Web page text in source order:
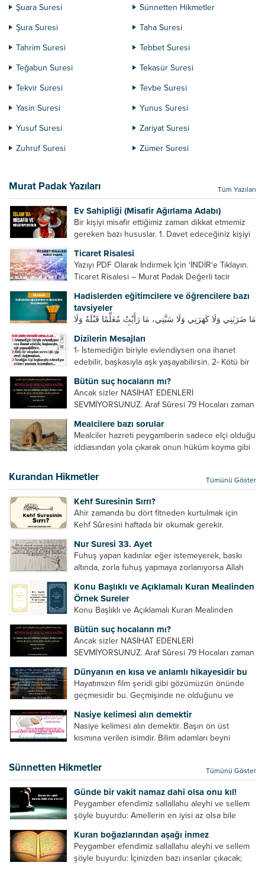
Şuara Suresi
Sünnetten Hikmetler
Şura Suresi
Taha Suresi
Tahrim Suresi
Tebbet Suresi
Teğabun Suresi
Tekasür Suresi
Tekvir Suresi
Tevbe Suresi
Yasin Suresi
Yunus Suresi
Yusuf Suresi
Zariyat Suresi
Zuhruf Suresi
Zümer Suresi
Murat Padak Yazıları Tüm Yazıları
Ev Sahipliği (Misafir Ağırlama Adabı)
Bir kişiyi misafir ettiğimiz zaman dikkat etmemiz
gereken bazı hususlar. 1. Davet edeceğiniz kişiyi
önce, bir hafta önce veya gün içinde davet edin....
Ticaret Risalesi
Yazıyı PDF Olarak İndirmek İçin ‘İNDİR‘e Tıklayın.
Ticaret Risalesi – Murat Padak Değerli tacir
ticaret yapmaktır. Peygamber efendimiz de ticaret
yapmıştır. Hz. Hatice...
Hadislerden eğitimcilere ve öğrencilere bazı
tavsiyeler
مَا ضَرَبَنِي وَلَا كَهَرَنِي وَلَا سَبَّنِي، مَا رَأَيْتُ مُعَلِّمًا قَبْلَهُ وَلَا
ve sellem beni dövmedi, azarlamadı ve bana
sövmedi. Ben ne ondan önce...
Dizilerin Mesajları
1- İstemediğin biriyle evlendiysen ona ihanet
edebilir, başkasıyla aşk yaşayabilirsin. 2- Kötü bir
Sevdiğin kişi başkasıyla evlendiyse onların
yuvasını bozmalısın. 4- Hiçbir dizide...
Bütün suç hocaların mı?
Ancak sizler NASİHAT EDENLERİ
SEVMİYORSUNUZ. Araf Sûresi 79 Hocaları zaman
geliştirmeleri hususunda bazen açık bazen gizli
tenkitlerde bulunmuşuzdur. Örneğin hocalarda
olması gereken hususları sıralar ve...
Mealcilere bazı sorular
Mealciler hazreti peygamberin sadece elçi olduğu
iddiasından yola çıkarak onun hüküm koyma gibi
elçilik yaptığı makam adına teşri yapamaz. Sadece
elçi kelimesinin manasından...
Kurandan Hikmetler Tümünü Göster
Kehf Suresinin Sırrı?
Ahir zamanda bu dört fitneden kurtulmak için
Kehf Sûresini haftada bir okumak gerekir.
din algısı, yanlış din öğreten hoca algısını yenmek
vb. Dini doğru...
Nur Suresi 33. Ayet
Fuhuş yapan kadınlar eğer istemeyerek, baskı
altında, zorla fuhuş yapmaya zorlanıyorsa Allah
cariyelerinizi dünya hayatının menfaatini elde
etmek için fuhuş yapmaya zorlamayın. Her...
Konu Başlıklı ve Açıklamalı Kuran Mealinden
Örnek Sureler
Konu Başlıklı ve Açıklamalı Kuran Mealinden
Bütün suç hocaların mı?
Ancak sizler NASİHAT EDENLERİ
SEVMİYORSUNUZ. Araf Sûresi 79 Hocaları zaman
geliştirmeleri hususunda bazen açık bazen gizli
tenkitlerde bulunmuşuzdur. Örneğin hocalarda
olması gereken hususları sıralar ve...
Dünyanın en kısa ve anlamlı hikayesidir bu
Hayatımızın film şeridi gibi gözümüzün önünde
geçmesidir bu. Geçmişinde ne olduğunu ve
âyetlere baksın. Hayatı özetler misin sorusuna
verilebilecek en kısa ve bir o...
Nasiye kelimesi alın demektir
Nasiye kelimesi alın demektir. Başın ön üst
kısmına verilen isimdir. Bilim adamları beyni
Beynin ön kısmında bulunan bölüme ön bellek
denir. Bu kısım insan vücudunda...
Sünnetten Hikmetler Tümünü Göster
Günde bir vakit namaz dahi olsa onu kıl!
Peygamber efendimiz sallallahu aleyhi ve sellem
şöyle buyurdu: Amellerin en iyisi az olsa bile
bir yere sahiptir. Namaz kul ile Allah arasındaki bir
toplantıdır....
Kuran boğazlarından aşağı inmez
Peygamber efendimiz sallallahu aleyhi ve sellem
şöyle buyurdu: İçinizden bazı insanlar çıkacak;